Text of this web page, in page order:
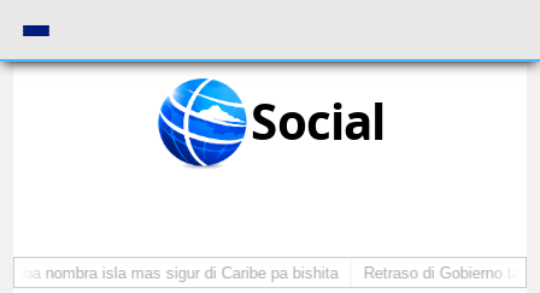
Social
nombra isla mas sigur di Caribe pa bishita Retraso di Gobierno ta